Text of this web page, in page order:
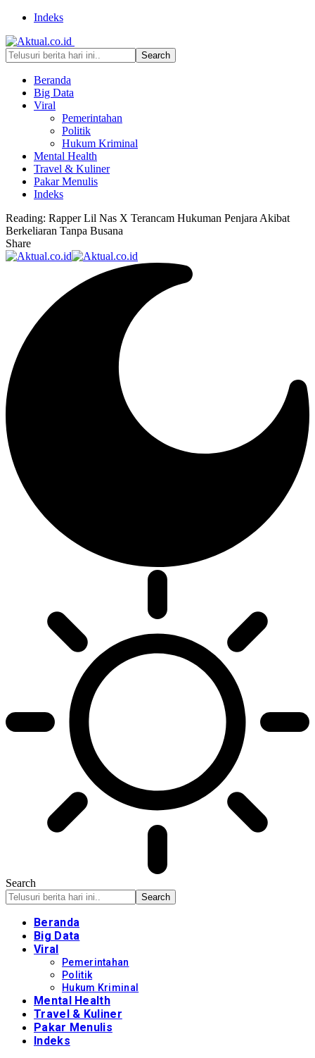
Indeks
Beranda
Big Data
Viral
Pemerintahan
Politik
Hukum Kriminal
Mental Health
Travel & Kuliner
Pakar Menulis
Indeks
Reading: Rapper Lil Nas X Terancam Hukuman Penjara Akibat
Berkeliaran Tanpa Busana
Share
Search
Beranda
Big Data
Viral
Pemerintahan
Politik
Hukum Kriminal
Mental Health
Travel & Kuliner
Pakar Menulis
Indeks